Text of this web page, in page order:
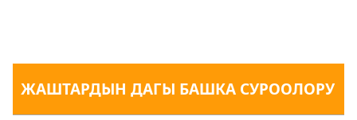
ЖАШТАРДЫН ДАГЫ БАШКА СУРООЛОРУ